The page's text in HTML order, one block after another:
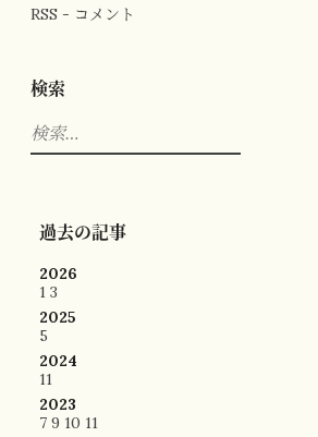
RSS - コメント
検索
検
索:
過去の記事
2026
1 3
2025
5
2024
11
2023
7 9 10 11